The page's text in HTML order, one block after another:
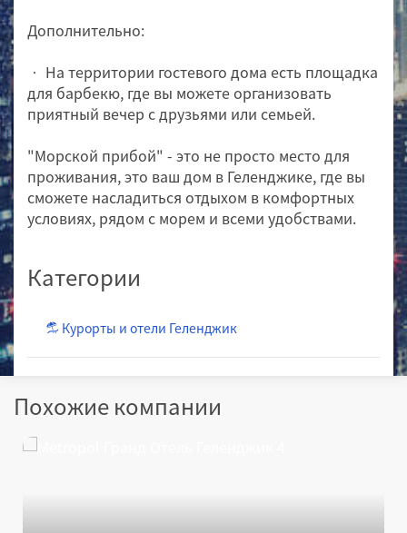
Дополнительно:
• На территории гостевого дома есть площадка
для барбекю, где вы можете организовать
приятный вечер с друзьями или семьей.
"Морской прибой" - это не просто место для
проживания, это ваш дом в Геленджике, где вы
сможете насладиться отдыхом в комфортных
условиях, рядом с морем и всеми удобствами.
Категории
Курорты и отели Геленджик
Похожие компании